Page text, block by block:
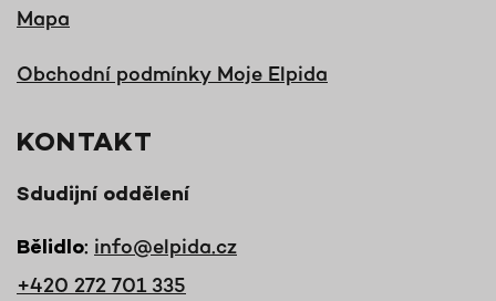
Mapa
Obchodní podmínky Moje Elpida
KONTAKT
Sdudijní oddělení
Bělidlo: info@elpida.cz
+420 272 701 335